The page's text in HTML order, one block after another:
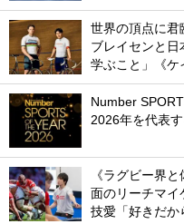
世界の頂点に君
ブレイセンと日
学ぶこと」《ケ
Number
2026年を代表
《ラグビー界
面のリーチマイ
技愛「好きだか